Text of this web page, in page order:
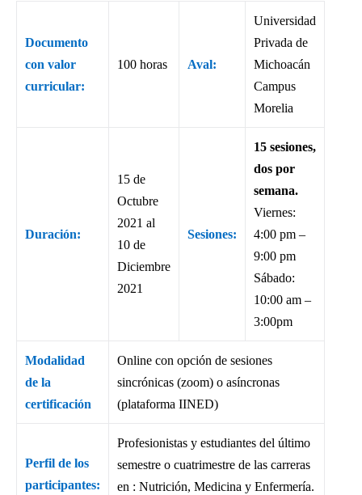
Documento
con valor
curricular:
100 horas Aval:
Universidad
Privada de
Michoacán
Campus
Morelia
Duración:
15 de
Octubre
2021 al
10 de
Diciembre
2021
Sesiones:
15 sesiones,
dos por
semana.
Viernes:
4:00 pm –
9:00 pm
Sábado:
10:00 am –
3:00pm
Modalidad
de la
certificación
Online con opción de sesiones
sincrónicas (zoom) o asíncronas
(plataforma IINED)
Perfil de los
participantes:
Profesionistas y estudiantes del último
semestre o cuatrimestre de las carreras
en : Nutrición, Medicina y Enfermería.